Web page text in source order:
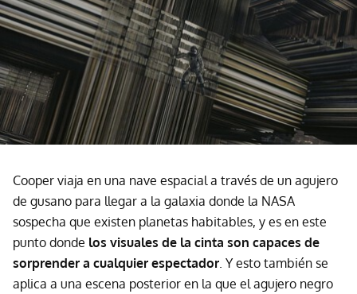
Cooper viaja en una nave espacial a través de un agujero
de gusano para llegar a la galaxia donde la NASA
sospecha que existen planetas habitables, y es en este
punto donde los visuales de la cinta son capaces de
sorprender a cualquier espectador. Y esto también se
aplica a una escena posterior en la que el agujero negro